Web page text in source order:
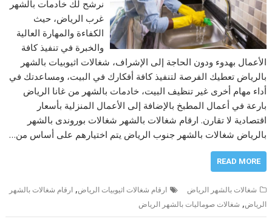
نرشح لك خادمات بالشهر
غرب الرياض، حيث
الكفاءة والمهارة العالية
والخبرة في تنفيذ كافة
الأعمال بهدوء ودون الحاجة إلى الإشراف، شغالات اثيوبيات بالشهر
بالرياض تعطيك الفرصة لتنفيذ كافة أفكارك في البيت، ومساعدتك في
أداء مهام أخرى غير تنظيف البيت، خادمات بالشهر من غانا الرياض
بارعة في أعمال المطبخ بالإضافة إلى الأعمال المنزلية بأسعار
اقتصادية لا تقارن. ارقام شغالات بالشهر شغالات بوروندى بالشهر
بالرياض شغالات بالشهر جنوب الرياض يتم اختيارهم على أساس من…
READ MORE
شغالات بالشهر الرياض ارقام شغالات اثيوبيات الرياض,ارقام شغالات بالشھر
الریاض, شغالات صوماليات بالشهر الرياض